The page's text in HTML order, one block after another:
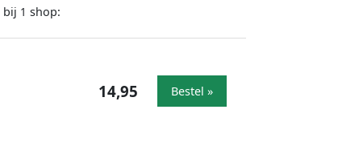
bij 1 shop:
14,95 Bestel »